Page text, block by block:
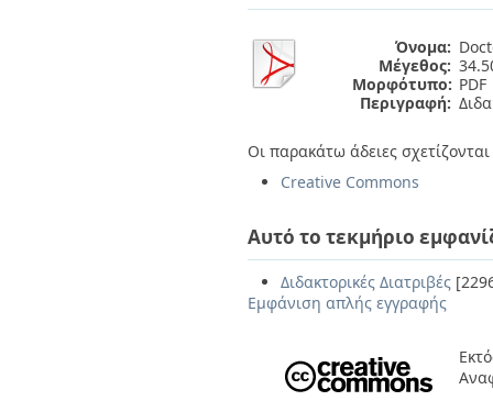
Όνομα:
Μέγεθος:
Μορφότυπο: PDF
Περιγραφή:
Οι παρακάτω άδειες
Creative Commons
Αυτό το τεκμήριο
Διδακτορικές Διατριβές
Εμφάνιση απλής εγγραφής